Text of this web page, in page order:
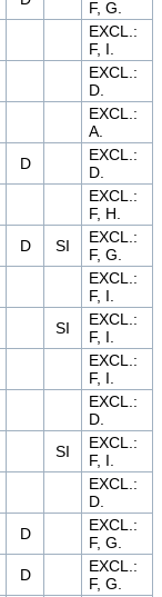
F, G.
EXCL.:
F, I.
EXCL.:
D.
EXCL.:
A.
D
EXCL.:
D.
EXCL.:
F, H.
D SI
EXCL.:
F, G.
EXCL.:
F, I.
SI
EXCL.:
F, I.
EXCL.:
F, I.
EXCL.:
D.
SI
EXCL.:
F, I.
EXCL.:
D.
D
EXCL.:
F, G.
D
EXCL.:
F, G.